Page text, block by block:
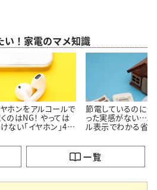
い！家電のマメ知識
ホンをアルコールで
のはNG！ やっては
ない「イヤホン」4つ
節電しているのに安
った実感がない…。
ル表示でわかる省
マメ知識39
一覧